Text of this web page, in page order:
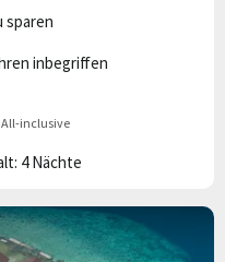
sparen
inbegriffen
All-inclusive
4 Nächte